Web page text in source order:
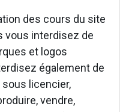
des cours du site
vous interdisez de
et logos
également de
sous licencier,
vendre,